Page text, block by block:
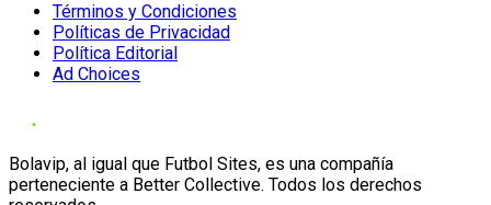
Términos y Condiciones
Políticas de Privacidad
Política Editorial
Ad Choices
Bolavip, al igual que Futbol Sites, es una compañía
perteneciente a Better Collective. Todos los derechos